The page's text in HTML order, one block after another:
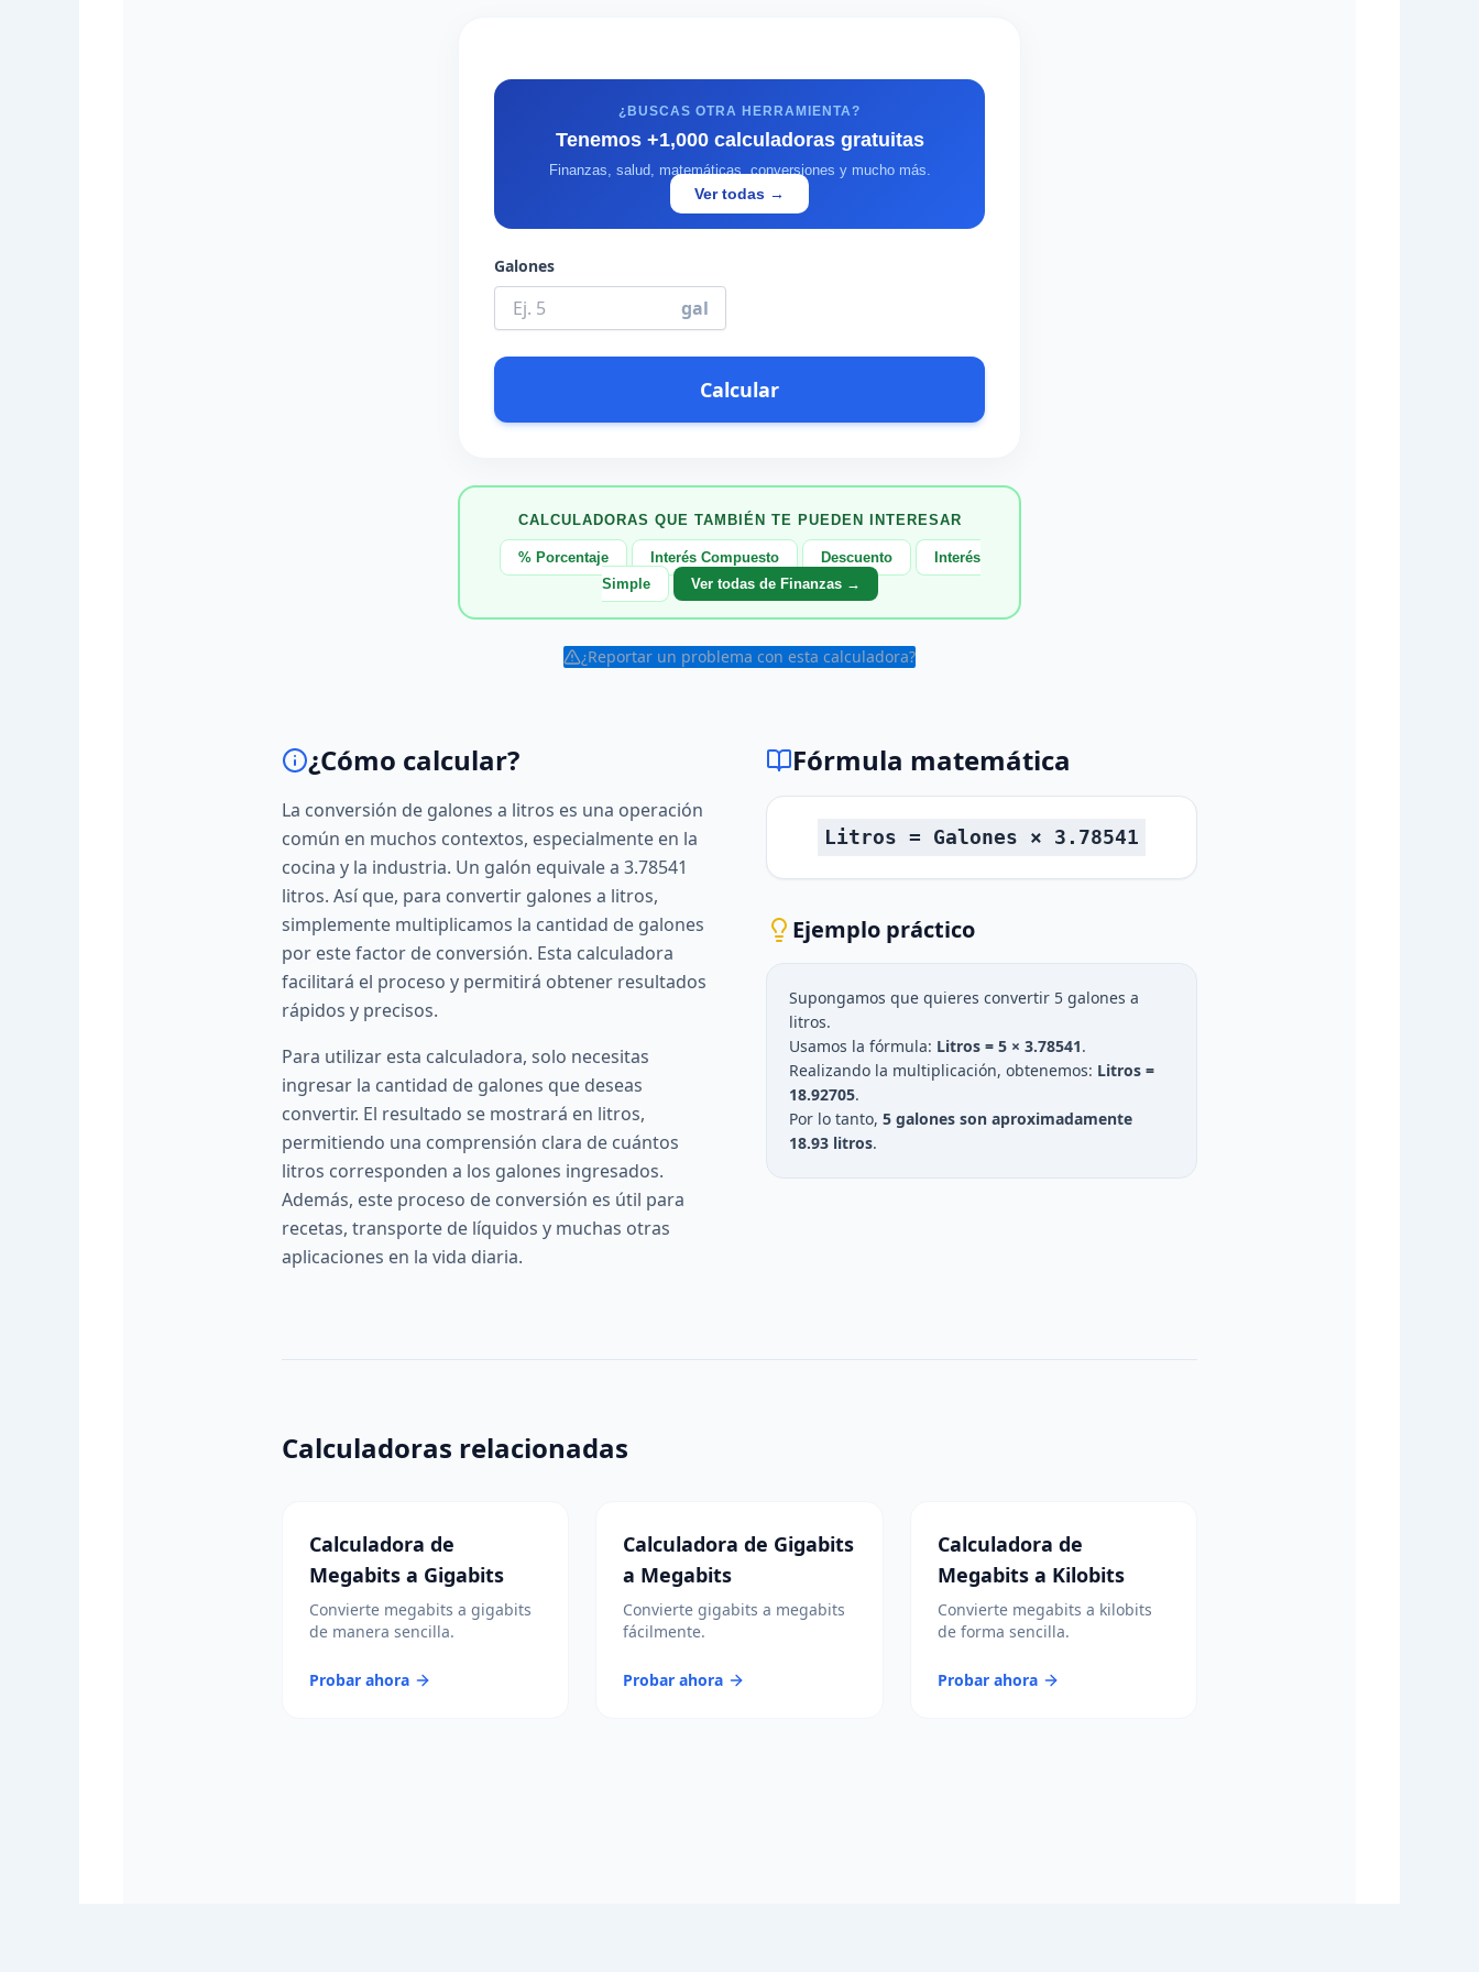
¿BUSCAS OTRA HERRAMIENTA?
Tenemos +1,000 calculadoras gratuitas
Finanzas, salud, matemáticas, conversiones y mucho más.
Ver todas →
Galones
gal
Calcular
CALCULADORAS QUE TAMBIÉN TE PUEDEN INTERESAR
% Porcentaje Interés Compuesto Descuento
Interés
Simple
Ver todas de Finanzas →
¿Reportar un problema con esta calculadora?
¿Cómo calcular?
La conversión de galones a litros es una operación
común en muchos contextos, especialmente en la
cocina y la industria. Un galón equivale a 3.78541
litros. Así que, para convertir galones a litros,
simplemente multiplicamos la cantidad de galones
por este factor de conversión. Esta calculadora
facilitará el proceso y permitirá obtener resultados
rápidos y precisos.
Para utilizar esta calculadora, solo necesitas
ingresar la cantidad de galones que deseas
convertir. El resultado se mostrará en litros,
permitiendo una comprensión clara de cuántos
litros corresponden a los galones ingresados.
Además, este proceso de conversión es útil para
recetas, transporte de líquidos y muchas otras
aplicaciones en la vida diaria.
Fórmula matemática
Litros = Galones × 3.78541
Ejemplo práctico
Supongamos que quieres convertir 5 galones a
litros.
Usamos la fórmula: Litros = 5 × 3.78541.
Realizando la multiplicación, obtenemos: Litros =
18.92705.
Por lo tanto, 5 galones son aproximadamente
18.93 litros.
Calculadoras relacionadas
Calculadora de
Megabits a Gigabits
Convierte megabits a gigabits
de manera sencilla.
Probar ahora
Calculadora de Gigabits
a Megabits
Convierte gigabits a megabits
fácilmente.
Probar ahora
Calculadora de
Megabits a Kilobits
Convierte megabits a kilobits
de forma sencilla.
Probar ahora